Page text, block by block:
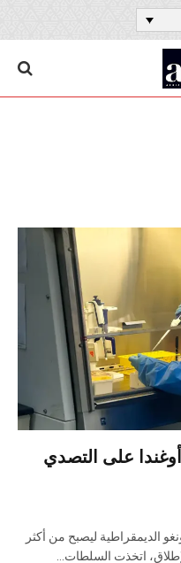
على التصدي
الديمقراطية ليصبح من أكثر
اتخذت السلطات…